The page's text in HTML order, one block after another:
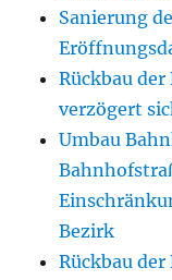
Sanierung
Rückbau
verzögert
Umbau
Bezirk
Rückbau